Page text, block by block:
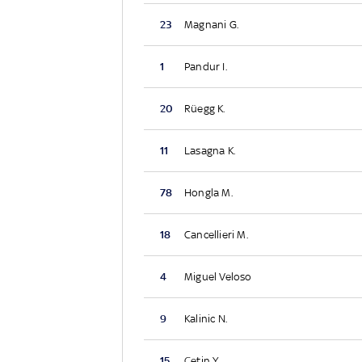
23 Magnani G.
1 Pandur I.
20 Rüegg K.
11 Lasagna K.
78 Hongla M.
18 Cancellieri M.
4 Miguel Veloso
9 Kalinic N.